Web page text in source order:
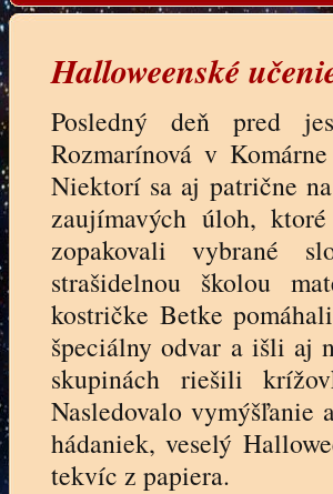
Halloweenské
Posledný deň pred
Rozmarínová v
Niektorí sa aj patrične
zaujímavých úloh,
zopakovali vybrané
strašidelnou školou
kostričke Betke
špeciálny odvar a išli aj
skupinách riešili
Nasledovalo vymýšľanie
hádaniek, veselý
tekvíc z papiera.